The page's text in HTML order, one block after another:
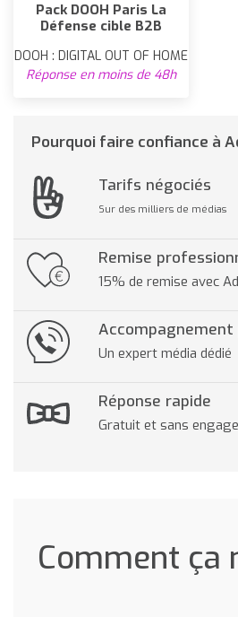
Pack DOOH Paris La
Défense cible B2B
DOOH : DIGITAL OUT OF HOME
Réponse en moins de 48h
Pourquoi faire confiance à
Tarifs négociés
Sur des milliers de médias
Remise
15% de remise avec
Accompagnement
Un expert média dédié
Réponse rapide
Gratuit et sans
Comment ça